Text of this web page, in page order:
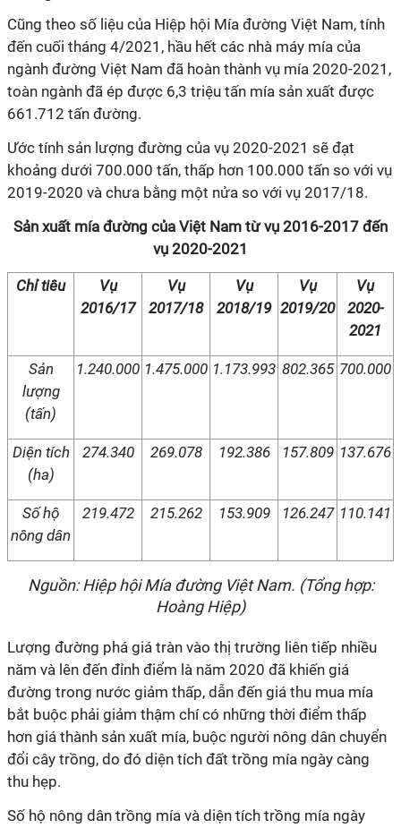
Cũng theo số liệu của Hiệp hội Mía đường Việt Nam, tính
đến cuối tháng 4/2021, hầu hết các nhà máy mía của
ngành đường Việt Nam đã hoàn thành vụ mía 2020-2021 ,
toàn ngành đã ép được 6,3 triệu tấn mía sản xuất được
661.712 tấn đường.
Ước tính sản lượng đường của vụ 2020-2021 sẽ đạt
khoảng dưới 700.000 tấn, thấp hơn 100.000 tấn so với vụ
2019-2020 và chưa bằng một nửa so với vụ 2017/18.
Sản xuất mía đường của Việt Nam từ vụ 2016-2017 đến
vụ 2020-2021
Chỉ tiêu
Vụ
2016/17
Vụ
2017/18
Vụ
2018/19
Vụ
2019/20
Vụ
2020-
2021
Sản
lượng
(tấn)
1.240.000 1.475.000 1.173.993 802.365 700.000
Diện tích
(ha)
274.340 269.078 192.386 157.809 137.676
Số hộ
nông dân
219.472 215.262 153.909 126.247 110.141
Nguồn: Hiệp hội Mía đường Việt Nam. (Tổng hợp:
Hoàng Hiệp)
Lượng đường phá giá tràn vào thị trường liên tiếp nhiều
năm và lên đến đỉnh điểm là năm 2020 đã khiến giá
đường trong nước giảm thấp, dẫn đến giá thu mua mía
bắt buộc phải giảm thậm chí có những thời điểm thấp
hơn giá thành sản xuất mía, buộc người nông dân chuyển
đổi cây trồng, do đó diện tích đất trồng mía ngày càng
thu hẹp.
Số hộ nông dân trồng mía và diện tích trồng mía ngày